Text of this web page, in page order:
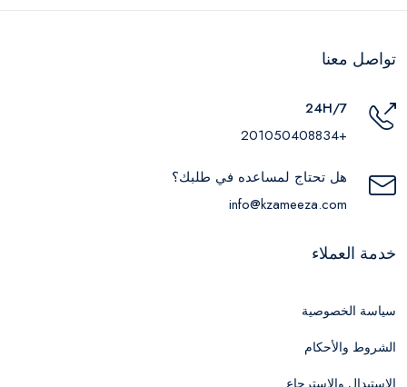
تواصل معنا
24H/7
+201050408834
هل تحتاج لمساعده في طلبك؟
info@kzameeza.com
خدمة العملاء
سياسة الخصوصية
الشروط والأحكام
الاستبدال والاسترجاع